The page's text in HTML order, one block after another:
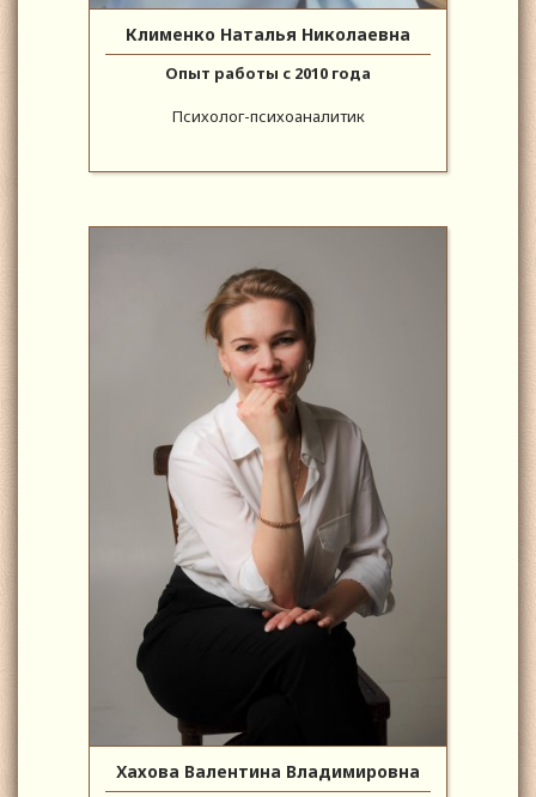
Клименко Наталья Николаевна
Опыт работы с 2010 года
Психолог-психоаналитик
Хахова Валентина Владимировна